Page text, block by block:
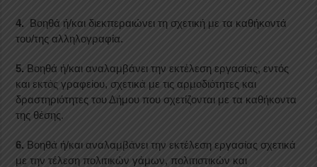
4. Βοηθά ή/και διεκπεραιώνει τη σχετική με τα καθήκοντά
του/της αλληλογραφία.
5. Βοηθά ή/και αναλαμβάνει την εκτέλεση εργασίας, εντός
και εκτός γραφείου, σχετικά με τις αρμοδιότητες και
δραστηριότητες του Δήμου που σχετίζονται με τα καθήκοντα
της θέσης.
6. Βοηθά ή/και αναλαμβάνει την εκτέλεση εργασίας σχετικά
με την τέλεση πολιτικών γάμων, πολιτιστικών και